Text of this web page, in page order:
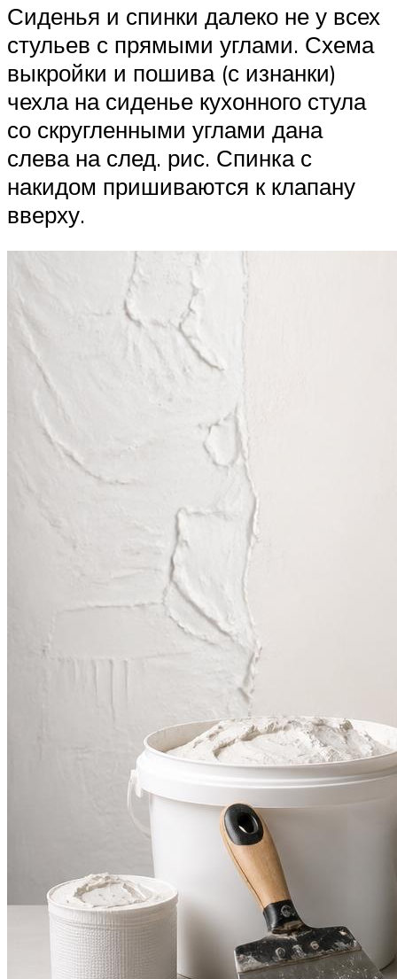
Сиденья и спинки далеко не у всех
стульев с прямыми углами. Схема
выкройки и пошива (с изнанки)
чехла на сиденье кухонного стула
со скругленными углами дана
слева на след. рис. Спинка с
накидом пришиваются к клапану
вверху.